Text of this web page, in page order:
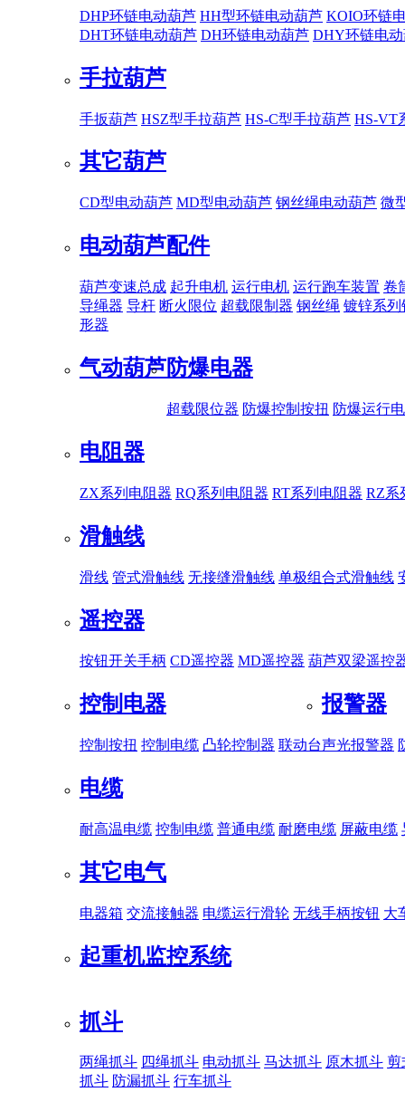
DHP环链电动葫芦 HH型环链电动葫芦 KOIO环链
DHT环链电动葫芦 DH环链电动葫芦 DHY环链电
手拉葫芦
手扳葫芦 HSZ型手拉葫芦 HS-C型手拉葫芦 HS-VT
其它葫芦
CD型电动葫芦 MD型电动葫芦 钢丝绳电动葫芦 微
电动葫芦配件
葫芦变速总成 起升电机 运行电机 运行跑车装置 卷
导绳器 导杆 断火限位 超载限制器 钢丝绳 镀锌系列
形器
气动葫芦防爆电器
超载限位器 防爆控制按扭 防爆运行
电阻器
ZX系列电阻器 RQ系列电阻器 RT系列电阻器 RZ系
滑触线
滑线 管式滑触线 无接缝滑触线 单极组合式滑触线
遥控器
按钮开关手柄 CD遥控器 MD遥控器 葫芦双梁遥控
控制电器
控制按扭 控制电缆 凸轮控制器 联动台
报警器
声光报警器
电缆
耐高温电缆 控制电缆 普通电缆 耐磨电缆 屏蔽电缆
其它电气
电器箱 交流接触器 电缆运行滑轮 无线手柄按钮 大
起重机监控系统
抓斗
两绳抓斗 四绳抓斗 电动抓斗 马达抓斗 原木抓斗 剪
抓斗 防漏抓斗 行车抓斗